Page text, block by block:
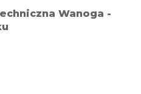
Wanoga -